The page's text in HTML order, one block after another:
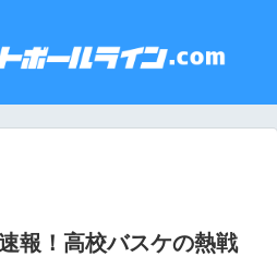
報！高校バスケの熱戦